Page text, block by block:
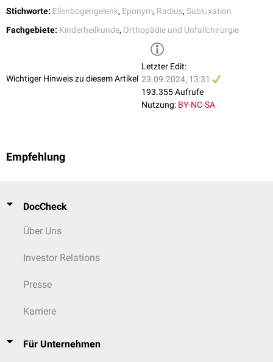
Stichworte: Ellenbogengelenk, Eponym, Radius, Subluxation
Fachgebiete: Kinderheilkunde, Orthopädie und Unfallchirurgie
Wichtiger Hinweis zu diesem Artikel
Letzter Edit:
23.09.2024, 13:31
193.355 Aufrufe
Nutzung: BY-NC-SA
Empfehlung
DocCheck
Über Uns
Investor Relations
Presse
Karriere
Für Unternehmen